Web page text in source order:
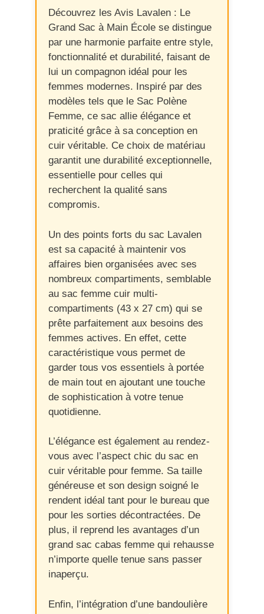
Découvrez les Avis Lavalen : Le
Grand Sac à Main École se distingue
par une harmonie parfaite entre style,
fonctionnalité et durabilité, faisant de
lui un compagnon idéal pour les
femmes modernes. Inspiré par des
modèles tels que le Sac Polène
Femme, ce sac allie élégance et
praticité grâce à sa conception en
cuir véritable. Ce choix de matériau
garantit une durabilité exceptionnelle,
essentielle pour celles qui
recherchent la qualité sans
compromis.
Un des points forts du sac Lavalen
est sa capacité à maintenir vos
affaires bien organisées avec ses
nombreux compartiments, semblable
au sac femme cuir multi-
compartiments (43 x 27 cm) qui se
prête parfaitement aux besoins des
femmes actives. En effet, cette
caractéristique vous permet de
garder tous vos essentiels à portée
de main tout en ajoutant une touche
de sophistication à votre tenue
quotidienne.
L’élégance est également au rendez-
vous avec l’aspect chic du sac en
cuir véritable pour femme. Sa taille
généreuse et son design soigné le
rendent idéal tant pour le bureau que
pour les sorties décontractées. De
plus, il reprend les avantages d’un
grand sac cabas femme qui rehausse
n’importe quelle tenue sans passer
inaperçu.
Enfin, l’intégration d’une bandoulière